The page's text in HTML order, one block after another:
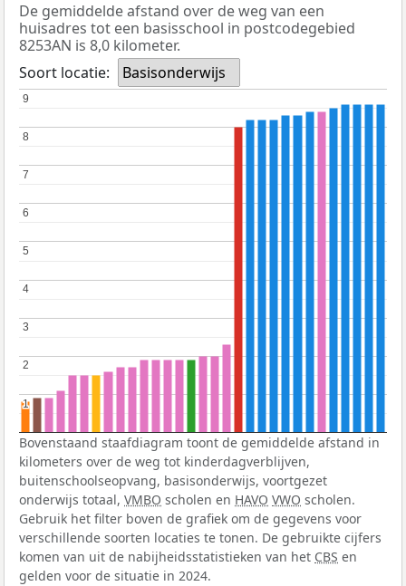
De gemiddelde afstand over de weg van een
huisadres tot een basisschool in postcodegebied
8253AN is 8,0 kilometer.
Soort locatie:
Basisonderwijs
1
1
2
2
3
3
4
4
5
5
6
6
7
7
8
8
9
9
Bovenstaand staafdiagram toont de gemiddelde afstand in
kilometers over de weg tot kinderdagverblijven,
buitenschoolseopvang, basisonderwijs, voortgezet
onderwijs totaal, VMBO scholen en HAVO VWO scholen.
Gebruik het filter boven de grafiek om de gegevens voor
verschillende soorten locaties te tonen. De gebruikte cijfers
komen van uit de nabijheidsstatistieken van het CBS en
gelden voor de situatie in 2024.